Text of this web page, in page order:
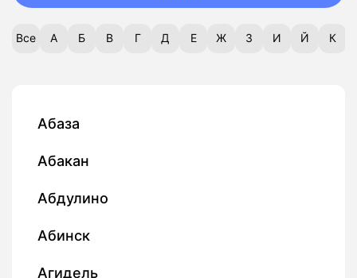
Все А Б В Г Д Е Ж З И Й К
Абаза
Абакан
Абдулино
Абинск
Агидель